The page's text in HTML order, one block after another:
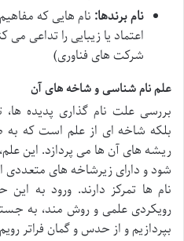
نام برندها: نام هایی که
اعتماد یا زیبایی را تداعی می
شرکت های فناوری)
علم نام شناسی و شاخه های آن
بررسی علت نام گذاری پدیده
بلکه شاخه ای از علم است که به
ریشه های آن ها می پردازد. این
شود و دارای زیرشاخه های
نام ها تمرکز دارند. ورود به
رویکردی علمی و روش مند، به
بپردازیم و از حدس و گمان فراتر